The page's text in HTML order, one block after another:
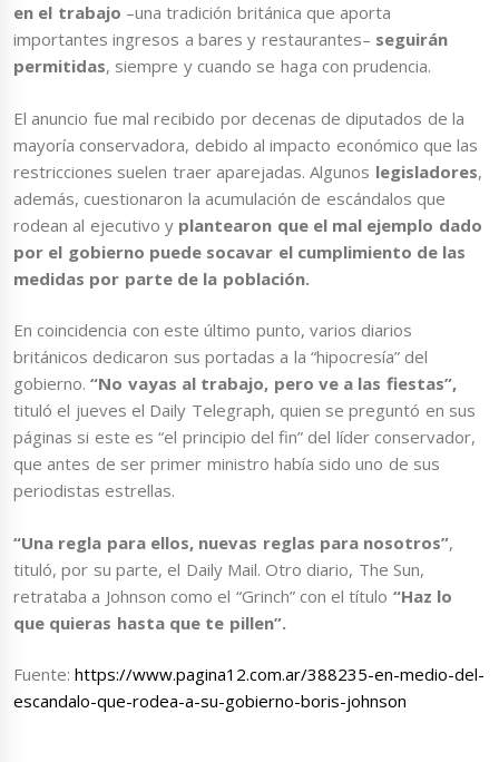
en el trabajo –una tradición británica que aporta
importantes ingresos a bares y restaurantes– seguirán
permitidas, siempre y cuando se haga con prudencia.
El anuncio fue mal recibido por decenas de diputados de la
mayoría conservadora, debido al impacto económico que las
restricciones suelen traer aparejadas. Algunos legisladores,
además, cuestionaron la acumulación de escándalos que
rodean al ejecutivo y plantearon que el mal ejemplo dado
por el gobierno puede socavar el cumplimiento de las
medidas por parte de la población.
En coincidencia con este último punto, varios diarios
británicos dedicaron sus portadas a la “hipocresía” del
gobierno.“No vayas al trabajo, pero ve a las fiestas”,
tituló el jueves el Daily Telegraph, quien se preguntó en sus
páginas si este es “el principio del fin” del líder conservador,
que antes de ser primer ministro había sido uno de sus
periodistas estrellas.
“Una regla para ellos, nuevas reglas para nosotros”,
tituló, por su parte, el Daily Mail. Otro diario, The Sun,
retrataba a Johnson como el “Grinch” con el título “Haz lo
que quieras hasta que te pillen”.
Fuente:https://www.pagina12.com.ar/388235-en-medio-del-
escandalo-que-rodea-a-su-gobierno-boris-johnson